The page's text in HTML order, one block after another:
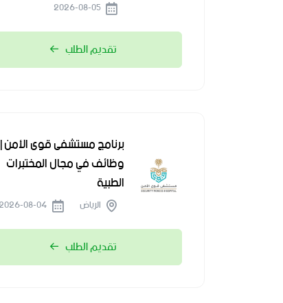
تقديم الطلب
برنامج مستشفى قوى الأمن |
وظائف في مجال المختبرات
الطبية
الرياض
تقديم الطلب